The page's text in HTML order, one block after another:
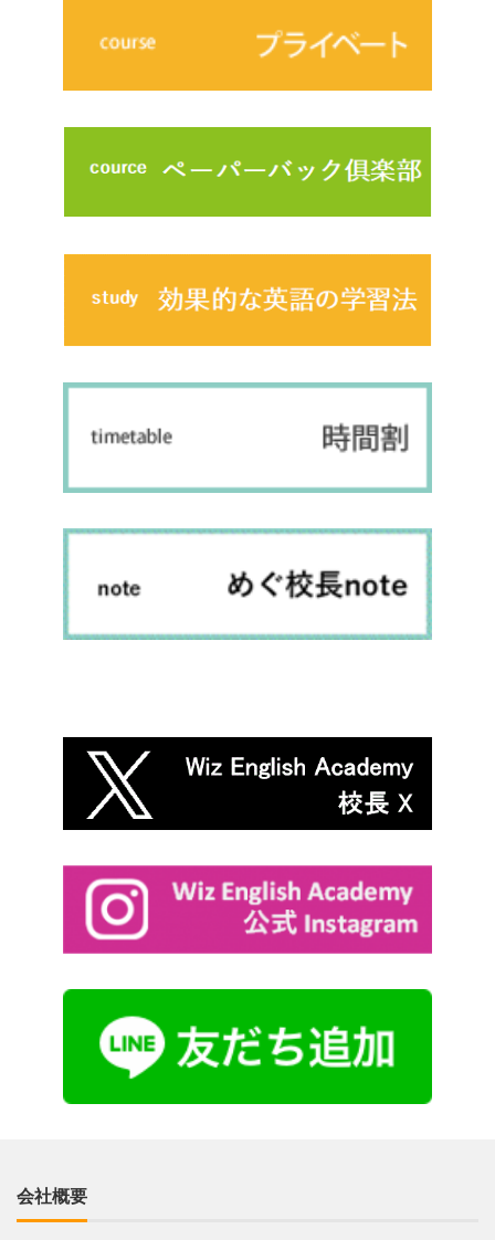
会社概要